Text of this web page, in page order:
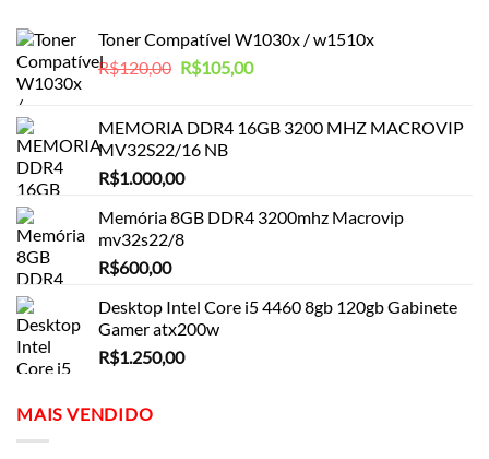
Toner Compatível W1030x / w1510x
R$120,00 O
era:
R$120,00.
R$105,00O
é:
MEMORIA DDR4 16GB 3200 MHZ MACROVIP
MV32S22/16 NB
R$1.000,00
Memória 8GB DDR4 3200mhz Macrovip
mv32s22/8
R$600,00
Desktop Intel Core i5 4460 8gb 120gb Gabinete
Gamer atx200w
R$1.250,00
MAIS VENDIDO